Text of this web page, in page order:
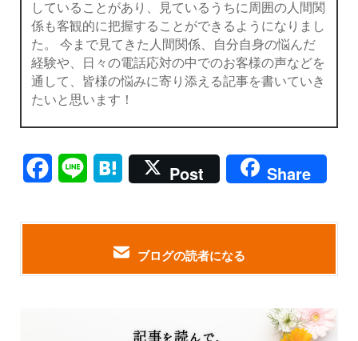
していることがあり、見ているうちに周囲の人間関
係も客観的に把握することができるようになりまし
た。 今まで見てきた人間関係、自分自身の悩んだ
経験や、日々の電話応対の中でのお客様の声などを
通して、皆様の悩みに寄り添える記事を書いていき
たいと思います！
Facebook
Line Hatena
Post Share
ブログの読者になる